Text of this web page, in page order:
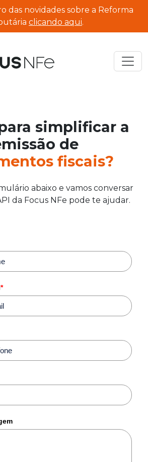
das novidades sobre a Reforma
clicando aqui.
simplificar a
de
fiscais?
abaixo e vamos conversar
da Focus NFe pode te ajudar.
*